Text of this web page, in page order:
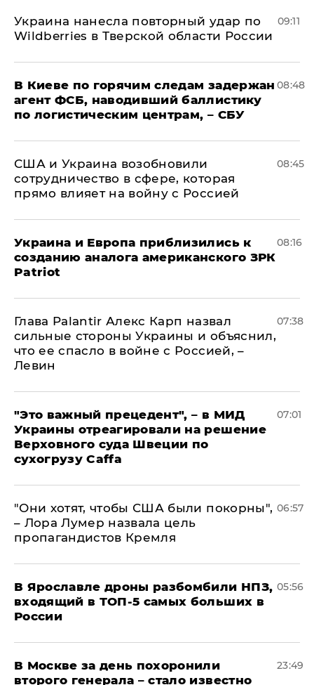
Украина нанесла повторный удар по
Wildberries в Тверской области России
09:11
В Киеве по горячим следам задержан
агент ФСБ, наводивший баллистику
по логистическим центрам, – СБУ
08:48
США и Украина возобновили
сотрудничество в сфере, которая
прямо влияет на войну с Россией
08:45
Украина и Европа приблизились к
созданию аналога американского ЗРК
Patriot
08:16
Глава Palantir Алекс Карп назвал
сильные стороны Украины и объяснил,
что ее спасло в войне с Россией, –
Левин
07:38
"Это важный прецедент", – в МИД
Украины отреагировали на решение
Верховного суда Швеции по
сухогрузу Caffa
07:01
"Они хотят, чтобы США были покорны",
– Лора Лумер назвала цель
пропагандистов Кремля
06:57
В Ярославле дроны разбомбили НПЗ,
входящий в ТОП-5 самых больших в
России
05:56
В Москве за день похоронили
второго генерала – стало известно
23:49